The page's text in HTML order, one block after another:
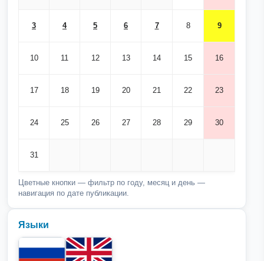
3 4 5 6 7 8 9
10 11 12 13 14 15 16
17 18 19 20 21 22 23
24 25 26 27 28 29 30
31
Цветные кнопки — фильтр по году, месяц и день —
навигация по дате публикации.
Языки